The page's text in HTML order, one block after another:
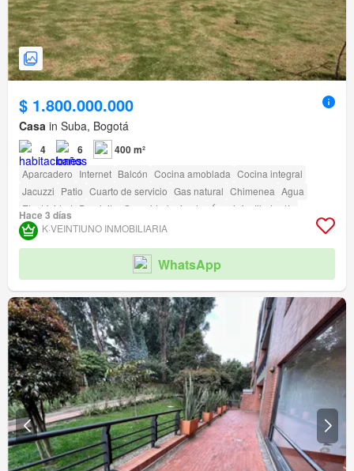
$ 1.800.000.000
Casa in Suba, Bogotá
4 6 400 m²
Aparcadero Internet Balcón Cocina amoblada Cocina integral
Jacuzzi Patio Cuarto de servicio Gas natural Chimenea Agua
Electricidad Depósito Seguridad privada Área infantil
Jardín
Acceso para personas con discapacidad
Hace 3 días
K·VEINTIUNO INMOBILIARIA
WhatsApp